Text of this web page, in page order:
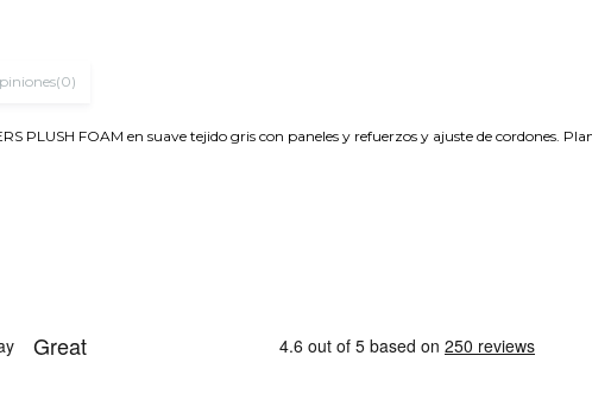
(0)
PLUSH FOAM en suave tejido gris con paneles y refuerzos y ajuste de cordones.